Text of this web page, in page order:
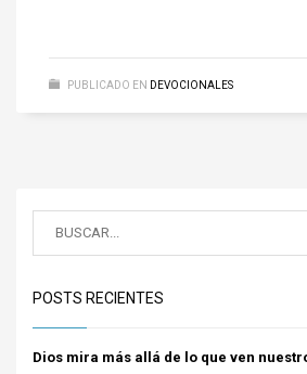
PUBLICADO EN DEVOCIONALES
POSTS RECIENTES
Dios mira más allá de lo que ven